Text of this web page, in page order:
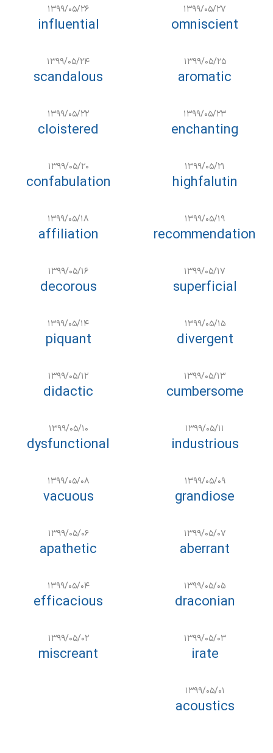
۱۳۹۹/۰۵/۲۷
omniscient
۱۳۹۹/۰۵/۲۶
influential
۱۳۹۹/۰۵/۲۵
aromatic
۱۳۹۹/۰۵/۲۴
scandalous
۱۳۹۹/۰۵/۲۳
enchanting
۱۳۹۹/۰۵/۲۲
cloistered
۱۳۹۹/۰۵/۲۱
highfalutin
۱۳۹۹/۰۵/۲۰
confabulation
۱۳۹۹/۰۵/۱۹
recommendation
۱۳۹۹/۰۵/۱۸
affiliation
۱۳۹۹/۰۵/۱۷
superficial
۱۳۹۹/۰۵/۱۶
decorous
۱۳۹۹/۰۵/۱۵
divergent
۱۳۹۹/۰۵/۱۴
piquant
۱۳۹۹/۰۵/۱۳
cumbersome
۱۳۹۹/۰۵/۱۲
didactic
۱۳۹۹/۰۵/۱۱
industrious
۱۳۹۹/۰۵/۱۰
dysfunctional
۱۳۹۹/۰۵/۰۹
grandiose
۱۳۹۹/۰۵/۰۸
vacuous
۱۳۹۹/۰۵/۰۷
aberrant
۱۳۹۹/۰۵/۰۶
apathetic
۱۳۹۹/۰۵/۰۵
draconian
۱۳۹۹/۰۵/۰۴
efficacious
۱۳۹۹/۰۵/۰۳
irate
۱۳۹۹/۰۵/۰۲
miscreant
۱۳۹۹/۰۵/۰۱
acoustics